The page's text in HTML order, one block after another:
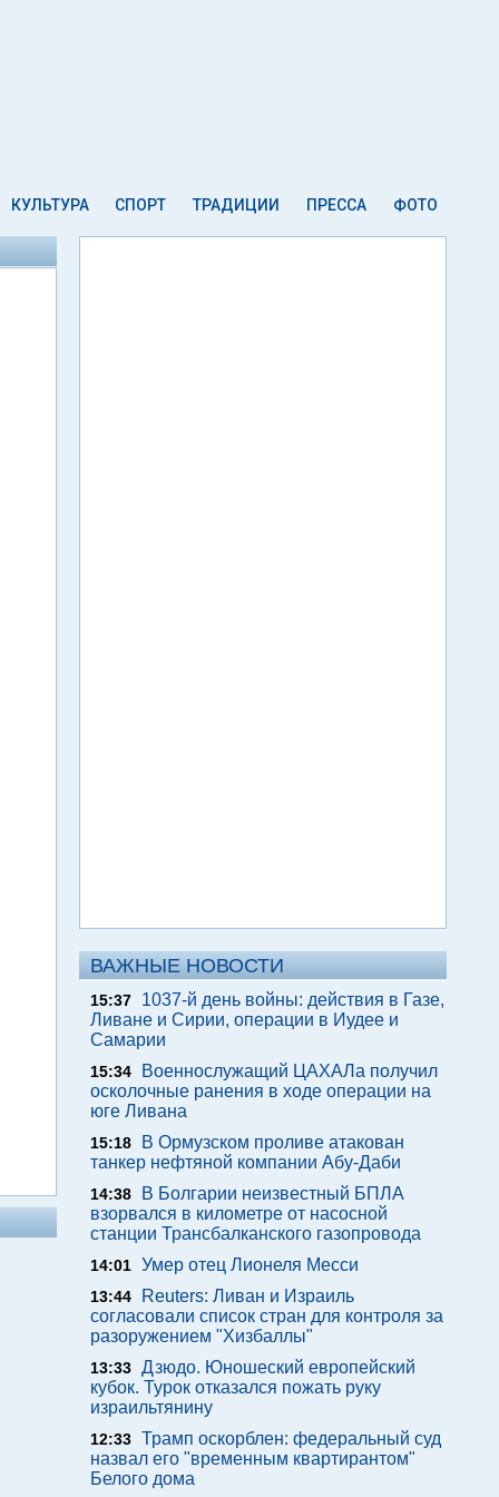
КУЛЬТУРА СПОРТ ТРАДИЦИИ ПРЕССА ФОТО
ВАЖНЫЕ НОВОСТИ
15:37
1037-й день войны: действия в Газе,
Ливане и Сирии, операции в Иудее и
Самарии
15:34
Военнослужащий ЦАХАЛа получил
осколочные ранения в ходе операции на
юге Ливана
15:18
В Ормузском проливе атакован
танкер нефтяной компании Абу-Даби
14:38
В Болгарии неизвестный БПЛА
взорвался в километре от насосной
станции Трансбалканского газопровода
14:01 Умер отец Лионеля Месси
13:44
Reuters: Ливан и Израиль
согласовали список стран для контроля за
разоружением "Хизбаллы"
13:33 Дзюдо. Юношеский европейский
кубок. Турок отказался пожать руку
израильтянину
12:33 Трамп оскорблен: федеральный суд
назвал его "временным квартирантом"
Белого дома